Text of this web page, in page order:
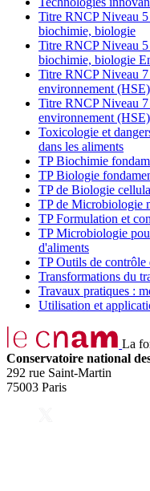
Titre RNCP Niveau
biochimie, biologie
Titre RNCP Niveau
biochimie, biologie
Titre RNCP Niveau
environnement (HSE)
Titre RNCP Niveau
environnement
Toxicologie et
dans les aliments
TP Biochimie
TP Biologie
TP de Biologie
TP de Microbiologie
TP Formulation et
TP Microbiologie
d'aliments
TP Outils de contrôle
Transformations du
Travaux pratiques :
Utilisation et
La
Conservatoire national
292 rue Saint-Martin
75003 Paris